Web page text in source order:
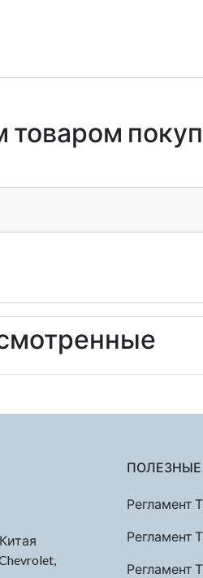
товаром
Регламент
Регламент
Регламент